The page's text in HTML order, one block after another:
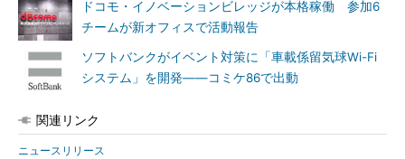
ドコモ・イノベーションビレッジが本格稼働 参加6
チームが新オフィスで活動報告
ソフトバンクがイベント対策に「車載係留気球Wi-Fi
システム」を開発――コミケ86で出動
関連リンク
ニュースリリース